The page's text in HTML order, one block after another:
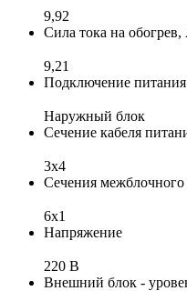
9,92
Сила тока на обогрев,
9,21
Подключение питания
Наружный блок
Сечение кабеля
3х4
Сечения межблочного
6x1
Напряжение
220 В
Внешний блок -